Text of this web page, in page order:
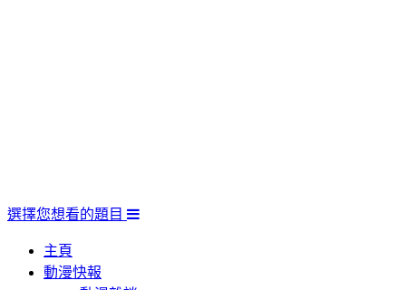
選擇您想看的題目
主頁
動漫快報